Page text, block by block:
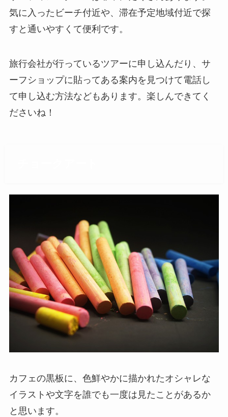
気に入ったビーチ付近や、滞在予定地域付近で探
すと通いやすくて便利です。
旅行会社が行っているツアーに申し込んだり、サ
ーフショップに貼ってある案内を見つけて電話し
て申し込む方法などもあります。楽しんできてく
ださいね！
カフェの黒板に、色鮮やかに描かれたオシャレな
イラストや文字を誰でも一度は見たことがあるか
と思います。